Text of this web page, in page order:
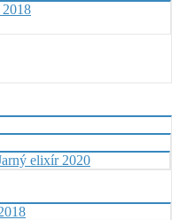
2018
elixír 2020